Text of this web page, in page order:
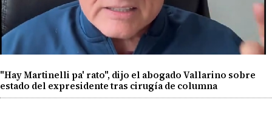
"Hay Martinelli pa' rato", dijo el abogado Vallarino sobre
estado del expresidente tras cirugía de columna